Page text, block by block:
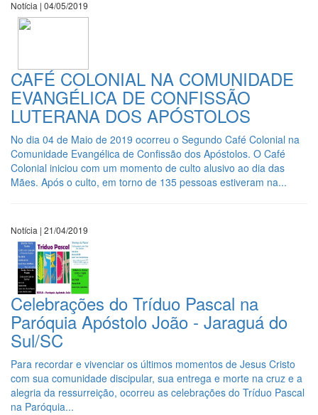
Notícia | 04/05/2019
CAFÉ COLONIAL NA COMUNIDADE
EVANGÉLICA DE CONFISSÃO
LUTERANA DOS APÓSTOLOS
No dia 04 de Maio de 2019 ocorreu o Segundo Café Colonial na
Comunidade Evangélica de Confissão dos Apóstolos. O Café
Colonial iniciou com um momento de culto alusivo ao dia das
Mães. Após o culto, em torno de 135 pessoas estiveram na...
Notícia | 21/04/2019
Celebrações do Tríduo Pascal na
Paróquia Apóstolo João - Jaraguá do
Sul/SC
Para recordar e vivenciar os últimos momentos de Jesus Cristo
com sua comunidade discipular, sua entrega e morte na cruz e a
alegria da ressurreição, ocorreu as celebrações do Tríduo Pascal
na Paróquia...